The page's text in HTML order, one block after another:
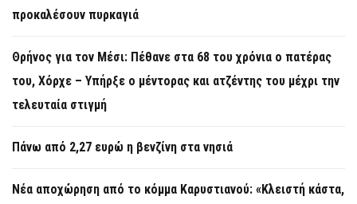
προκαλέσουν πυρκαγιά
Θρήνος για τον Μέσι: Πέθανε στα 68 του χρόνια ο πατέρας
του, Χόρχε – Υπήρξε ο μέντορας και ατζέντης του μέχρι την
τελευταία στιγμή
Πάνω από 2,27 ευρώ η βενζίνη στα νησιά
Νέα αποχώρηση από το κόμμα Καρυστιανού: «Κλειστή κάστα,